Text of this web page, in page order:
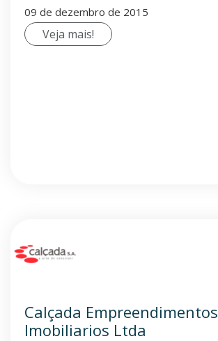
09 de dezembro de 2015
Veja mais!
Calçada Empreendimentos
Imobiliarios Ltda